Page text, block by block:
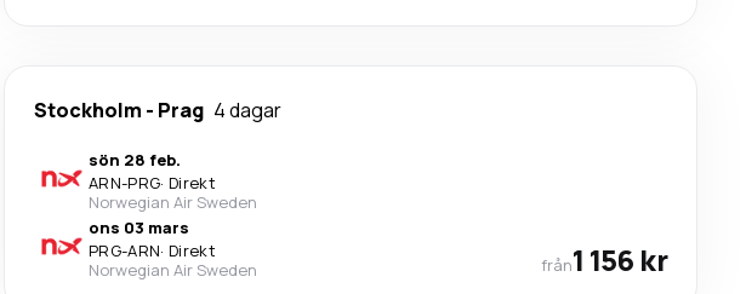
Stockholm - Prag 4 dagar
sön 28 feb.
ARN-PRG· Direkt
Norwegian Air Sweden
ons 03 mars
PRG-ARN· Direkt
Norwegian Air Sweden
från1 156 kr